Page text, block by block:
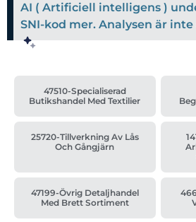
AI ( Artificiell intelligens )
SNI-kod mer. Analysen är inte
47510-Specialiserad
Butikshandel Med Textilier
25720-Tillverkning Av Lås
Och Gångjärn
47199-Övrig Detaljhandel
Med Brett Sortiment